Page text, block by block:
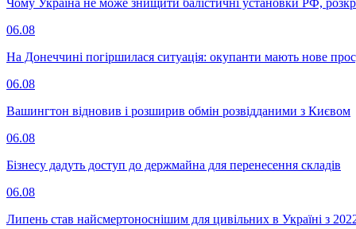
06.08
На Донеччині погіршилася ситуація: окупанти мають нове
06.08
Вашингтон відновив і розширив обмін розвідданими з Києвом
06.08
Бізнесу дадуть доступ до держмайна для перенесення складів
06.08
Липень став найсмертоноснішим для цивільних в Україні з